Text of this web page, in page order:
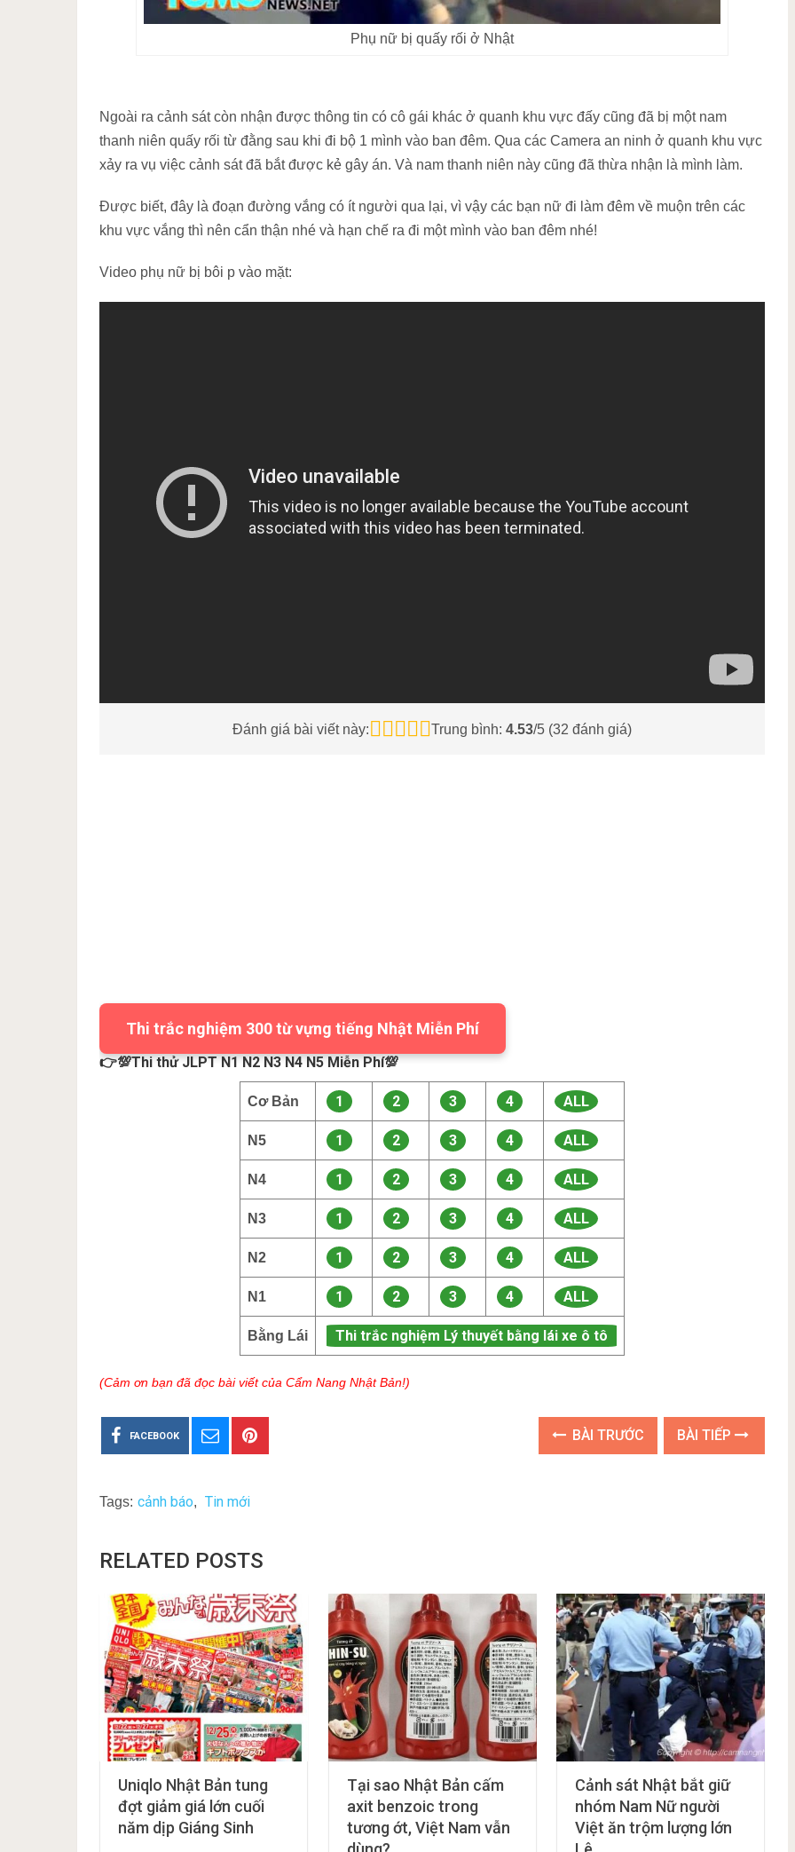
Phụ nữ bị quấy rối ở Nhật
Ngoài ra cảnh sát còn nhận được thông tin có cô gái khác ở quanh khu vực đấy cũng đã bị một nam
thanh niên quấy rối từ đằng sau khi đi bộ 1 mình vào ban đêm. Qua các Camera an ninh ở quanh khu vực
xảy ra vụ việc cảnh sát đã bắt được kẻ gây án. Và nam thanh niên này cũng đã thừa nhận là mình làm.
Được biết, đây là đoạn đường vắng có ít người qua lại, vì vậy các bạn nữ đi làm đêm về muộn trên các
khu vực vắng thì nên cẩn thận nhé và hạn chế ra đi một mình vào ban đêm nhé!
Video phụ nữ bị bôi p vào mặt:
Đánh giá bài viết này: Trung bình:4.53/5 (32 đánh giá)
Thi trắc nghiệm 300 từ vựng tiếng Nhật Miễn Phí
👉💯Thi thử JLPT N1 N2 N3 N4 N5 Miễn Phí💯
Cơ Bản 1 2 3 4 ALL
N5 1 2 3 4 ALL
N4 1 2 3 4 ALL
N3 1 2 3 4 ALL
N2 1 2 3 4 ALL
N1 1 2 3 4 ALL
Bằng Lái Thi trắc nghiệm Lý thuyết bằng lái xe ô tô
(Cảm ơn bạn đã đọc bài viết của Cẩm Nang Nhật Bản!)
FACEBOOK BÀI TRƯỚC BÀI TIẾP
Tags: cảnh báo, Tin mới
RELATED POSTS
Uniqlo Nhật Bản tung
đợt giảm giá lớn cuối
năm dịp Giáng Sinh
Tại sao Nhật Bản cấm
axit benzoic trong
tương ớt, Việt Nam vẫn
Cảnh sát Nhật bắt giữ
nhóm Nam Nữ người
Việt ăn trộm lượng lớn